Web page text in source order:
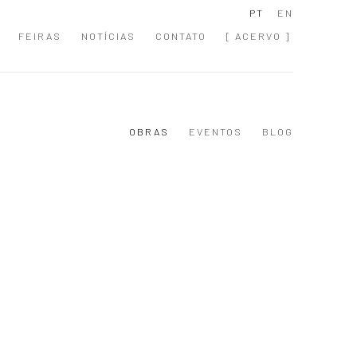
FEIRAS NOTÍCIAS CONTATO [ ACERVO ]
PT EN
OBRAS EVENTOS BLOG